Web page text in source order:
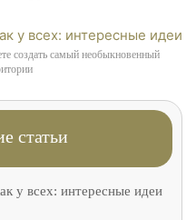
создать самый необыкновенный
статьи
у всех: интересные идеи